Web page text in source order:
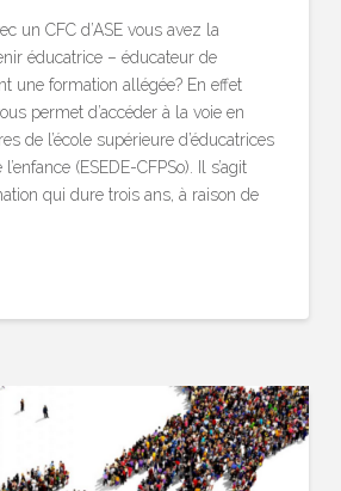
un CFC d’ASE vous avez la
éducatrice – éducateur de
une formation allégée? En effet
permet d’accéder à la voie en
de l’école supérieure d’éducatrices
(ESEDE-CFPSo). Il s’agit
qui dure trois ans, à raison de